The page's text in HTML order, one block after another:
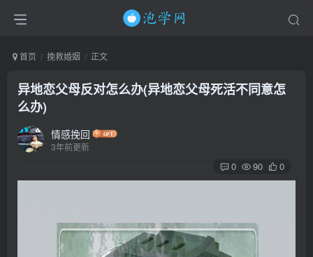
首页 挽救婚姻 正文
异地恋父母反对怎么办(异地恋父母死活不同意怎
么办)
情感挽回
3年前更新
0 90 0